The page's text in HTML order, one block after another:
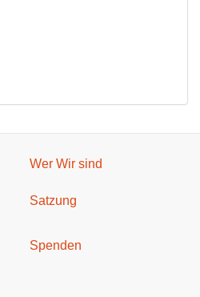
Wer Wir sind
Satzung
Spenden